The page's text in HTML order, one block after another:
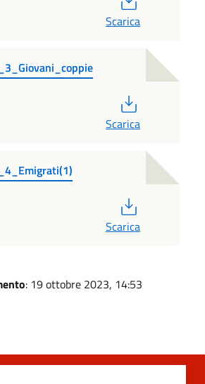
Scarica
Scarica
Scarica
: 19 ottobre 2023, 14:53